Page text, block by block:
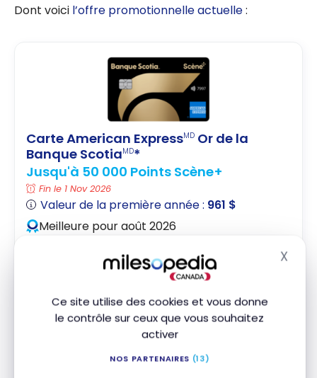
Ce site utilise des cookies et vous donne
le contrôle sur ceux que vous souhaitez
activer
NOS PARTENAIRES (13)
X
Dont voici l’offre promotionnelle actuelle:
Carte American ExpressMD Or de la
Banque ScotiaMD*
Jusqu'à 50 000 Points Scène+
Fin le 1 Nov 2026
Valeur de la première année : 961 $
Meilleure pour août 2026
5X les points sur l'épicerie et les restaurants
Aucuns frais de conversion
Offres Promotionnelles en ligne American
Express